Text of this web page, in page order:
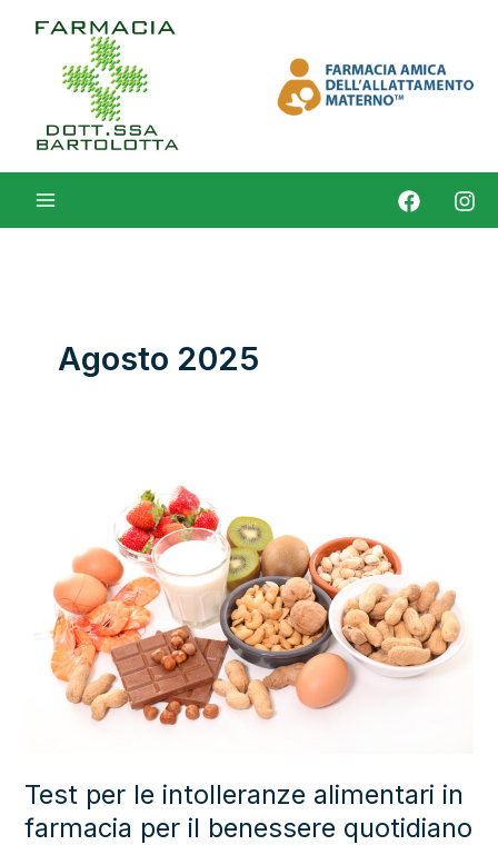
contenuto
Agosto 2025
Test per le intolleranze alimentari in
farmacia per il benessere quotidiano
intolleranze
alimentari
farmacia
benessere
quotidiano